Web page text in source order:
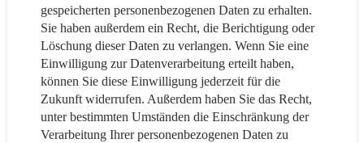
gespeicherten personenbezogenen Daten zu erhalten.
Sie haben außerdem ein Recht, die Berichtigung oder
Löschung dieser Daten zu verlangen. Wenn Sie eine
Einwilligung zur Datenverarbeitung erteilt haben,
können Sie diese Einwilligung jederzeit für die
Zukunft widerrufen. Außerdem haben Sie das Recht,
unter bestimmten Umständen die Einschränkung der
Verarbeitung Ihrer personenbezogenen Daten zu